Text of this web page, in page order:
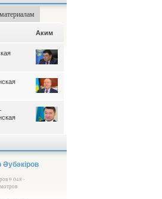
Аким
Әубәкіров
9 048 -